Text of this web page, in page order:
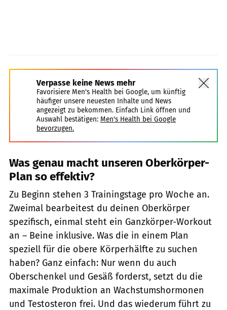
Verpasse keine News mehr
Favorisiere Men's Health bei Google, um künftig
häufiger unsere neuesten Inhalte und News
angezeigt zu bekommen. Einfach Link öffnen und
Auswahl bestätigen: Men's Health bei Google
bevorzugen.
Was genau macht unseren Oberkörper-
Plan so effektiv?
Zu Beginn stehen 3 Trainingstage pro Woche an.
Zweimal bearbeitest du deinen Oberkörper
spezifisch, einmal steht ein Ganzkörper-Workout
an – Beine inklusive. Was die in einem Plan
speziell für die obere Körperhälfte zu suchen
haben? Ganz einfach: Nur wenn du auch
Oberschenkel und Gesäß forderst, setzt du die
maximale Produktion an Wachstumshormonen
und Testosteron frei. Und das wiederum führt zu